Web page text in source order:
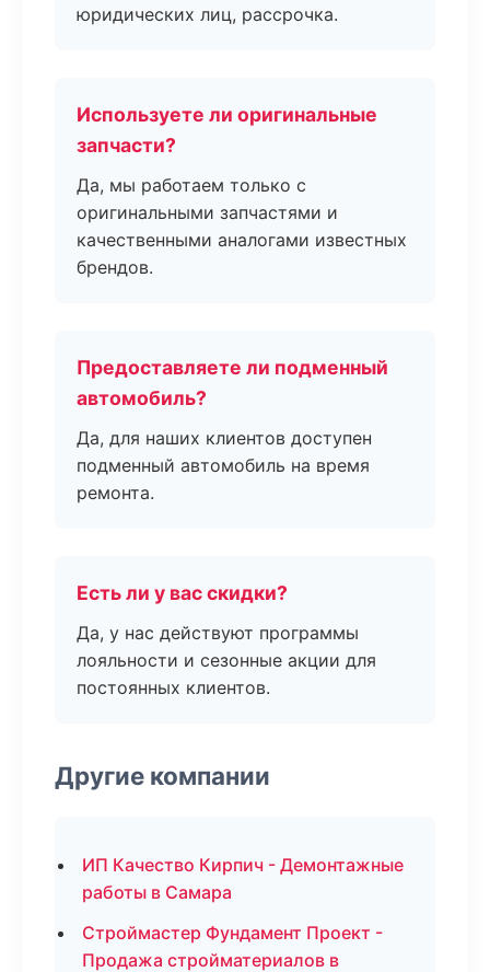
юридических лиц, рассрочка.
Используете ли оригинальные
запчасти?
Да, мы работаем только с
оригинальными запчастями и
качественными аналогами известных
брендов.
Предоставляете ли подменный
автомобиль?
Да, для наших клиентов доступен
подменный автомобиль на время
ремонта.
Есть ли у вас скидки?
Да, у нас действуют программы
лояльности и сезонные акции для
постоянных клиентов.
Другие компании
ИП Качество Кирпич - Демонтажные
работы в Самара
Строймастер Фундамент Проект -
Продажа стройматериалов в